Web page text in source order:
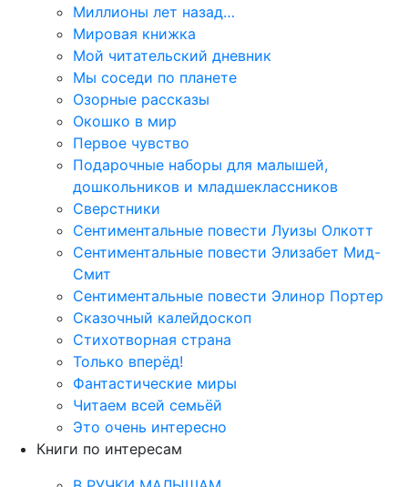
Миллионы лет назад…
Мировая книжка
Мой читательский дневник
Мы соседи по планете
Озорные рассказы
Окошко в мир
Первое чувство
Подарочные наборы для малышей,
дошкольников и младшеклассников
Сверстники
Сентиментальные повести Луизы Олкотт
Сентиментальные повести Элизабет Мид-
Смит
Сентиментальные повести Элинор Портер
Сказочный калейдоскоп
Стихотворная страна
Только вперёд!
Фантастические миры
Читаем всей семьёй
Это очень интересно
Книги по интересам